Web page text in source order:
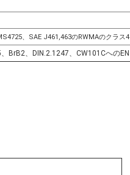
、SAE J461,463のRWMAのクラス4
BrB2、DIN.2.1247、CW101CへのEN